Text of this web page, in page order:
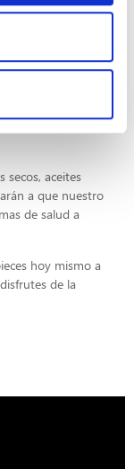
con alimentos
salud de la piel,
secos, aceites
a que nuestro
de salud a
hoy mismo a
de la